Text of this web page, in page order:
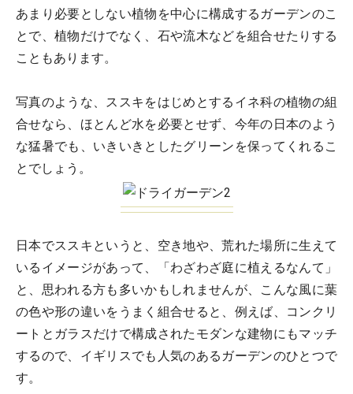
あまり必要としない植物を中心に構成するガーデンのこ
とで、植物だけでなく、石や流木などを組合せたりする
こともあります。
写真のような、ススキをはじめとするイネ科の植物の組
合せなら、ほとんど水を必要とせず、今年の日本のよう
な猛暑でも、いきいきとしたグリーンを保ってくれるこ
とでしょう。
日本でススキというと、空き地や、荒れた場所に生えて
いるイメージがあって、「わざわざ庭に植えるなんて」
と、思われる方も多いかもしれませんが、こんな風に葉
の色や形の違いをうまく組合せると、例えば、コンクリ
ートとガラスだけで構成されたモダンな建物にもマッチ
するので、イギリスでも人気のあるガーデンのひとつで
す。